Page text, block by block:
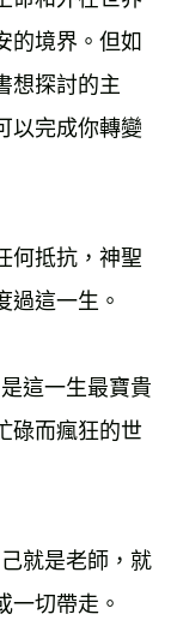
的境界。但如
想探討的主
以完成你轉變
抵抗，神聖
過這一生。
這一生最寶貴
碌而瘋狂的世
就是老師，就
一切帶走。